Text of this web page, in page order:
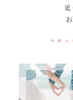
近